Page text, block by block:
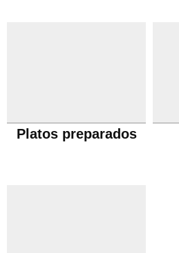
Platos preparados